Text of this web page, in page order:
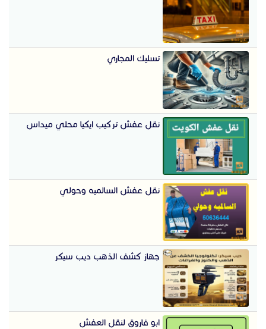
تسليك المجاري
نقل عفش تركيب ايكيا محلي ميداس
نقل عفش السالميه وحولي
جهاز كشف الذهب ديب سيكر
ابو فاروق لنقل العفش